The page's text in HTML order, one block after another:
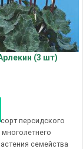
(3 шт)
персидского
семейства